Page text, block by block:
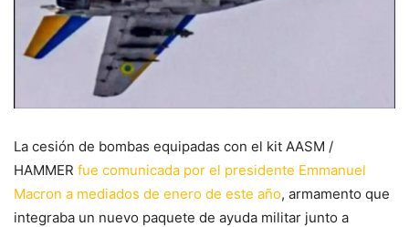
La cesión de bombas equipadas con el kit AASM /
HAMMER fue comunicada por el presidente Emmanuel
Macron a mediados de enero de este año, armamento que
integraba un nuevo paquete de ayuda militar junto a